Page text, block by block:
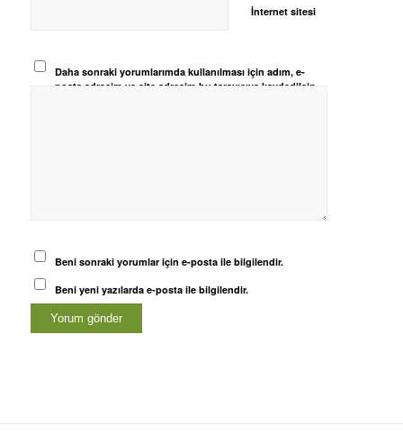
İnternet sitesi
Daha sonraki yorumlarımda kullanılması için adım, e-
posta adresim ve site adresim bu tarayıcıya kaydedilsin.
Beni sonraki yorumlar için e-posta ile bilgilendir.
Beni yeni yazılarda e-posta ile bilgilendir.